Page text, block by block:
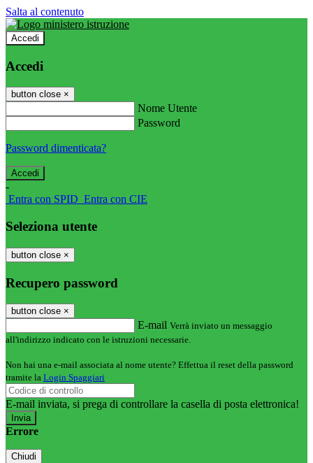
Salta al contenuto
Accedi
Accedi
button close ×
Nome Utente
Password
Password dimenticata?
-
Entra con SPID Entra con CIE
Seleziona utente
button close ×
Recupero password
button close ×
E-mail Verrà inviato un messaggio
all'indirizzo indicato con le istruzioni necessarie.
Non hai una e-mail associata al nome utente? Effettua il reset della password
tramite la Login Spaggiari
E-mail inviata, si prega di controllare la casella di posta elettronica!
Errore
Chiudi